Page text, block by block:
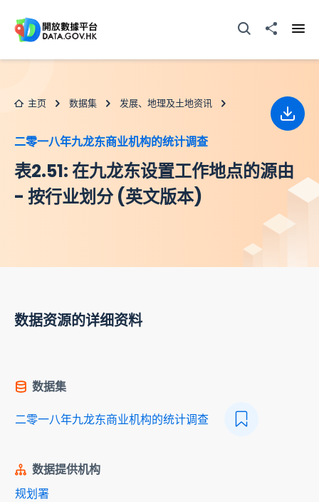
打开搜寻器分享至
主页 数据集 发展、地理及土地资讯
二零一八年九龙东商业机构的统计调查
表2.51: 在九龙东设置工作地点的源由
- 按行业划分 (英文版本)
下载
数据资源的详细资料
数据集
二零一八年九龙东商业机构的统计调查
数据提供机构
规划署